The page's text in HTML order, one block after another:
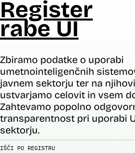
Register
rabe UI
Zbiramo podatke o uporabi
umetnointeligenčnih
javnem sektorju ter na
ustvarjamo celovit in vsem
Zahtevamo popolno
transparentnost pri uporabi
sektorju.
IŠČI PO REGISTRU